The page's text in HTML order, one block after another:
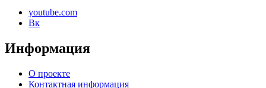
youtube.com
Вк
Информация
О проекте
Контактная информация